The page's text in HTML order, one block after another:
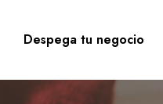
Despega tu negocio